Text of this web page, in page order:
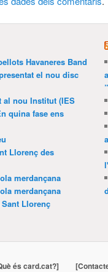
Havaneres Band
el nou disc
al nou Institut (IES
quina fase ens
Llorenç des
merdançana
merdançana
Llorenç
”
és card.cat?]